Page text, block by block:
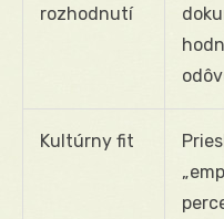
rozhodnutí
Kultúrny fit